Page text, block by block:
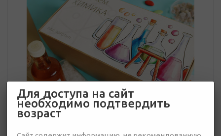
Для доступа на сайт
необходимо подтвердить
возраст